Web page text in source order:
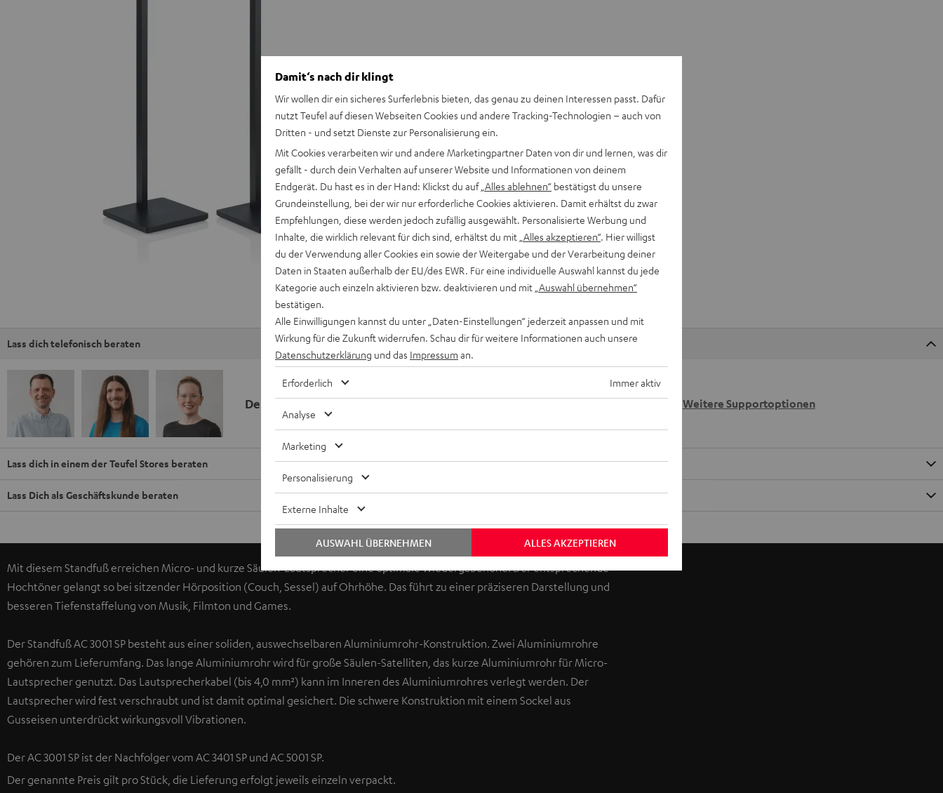
Lass dich telefonisch beraten
Deine Kaufberatung
Keinen Store in der Nähe? Kein Problem, wir
beraten dich auch persönlich am Telefon.
Weitere Supportoptionen
Lass dich in einem der Teufel Stores beraten
Lass Dich als Geschäftskunde beraten
Mit diesem Standfuß erreichen Micro- und kurze Säulen-Lautsprecher eine optimale Wiedergabehöhe. Der entsprechende
Hochtöner gelangt so bei sitzender Hörposition (Couch, Sessel) auf Ohrhöhe. Das führt zu einer präziseren Darstellung und
besseren Tiefenstaffelung von Musik, Filmton und Games.
Der Standfuß AC 3001 SP besteht aus einer soliden, auswechselbaren Aluminiumrohr-Konstruktion. Zwei Aluminiumrohre
gehören zum Lieferumfang. Das lange Aluminiumrohr wird für große Säulen-Satelliten, das kurze Aluminiumrohr für Micro-
Lautsprecher genutzt. Das Lautsprecherkabel (bis 4,0 mm²) kann im Inneren des Aluminiumrohres verlegt werden. Der
Lautsprecher wird fest verschraubt und ist damit optimal gesichert. Die schwere Konstruktion mit einem Sockel aus
Gusseisen unterdrückt wirkungsvoll Vibrationen.
Der AC 3001 SP ist der Nachfolger vom AC 3401 SP und AC 5001 SP.
Der genannte Preis gilt pro Stück, die Lieferung erfolgt jeweils einzeln verpackt.
Damit‘s nach dir klingt
Wir wollen dir ein sicheres Surferlebnis bieten, das genau zu deinen Interessen passt. Dafür
nutzt Teufel auf diesen Webseiten Cookies und andere Tracking-Technologien – auch von
Dritten - und setzt Dienste zur Personalisierung ein.
Mit Cookies verarbeiten wir und andere Marketingpartner Daten von dir und lernen, was dir
gefällt - durch dein Verhalten auf unserer Website und Informationen von deinem
Endgerät. Du hast es in der Hand: Klickst du auf „Alles ablehnen“ bestätigst du unsere
Grundeinstellung, bei der wir nur erforderliche Cookies aktivieren. Damit erhältst du zwar
Empfehlungen, diese werden jedoch zufällig ausgewählt. Personalisierte Werbung und
Inhalte, die wirklich relevant für dich sind, erhältst du mit „Alles akzeptieren“. Hier willigst
du der Verwendung aller Cookies ein sowie der Weitergabe und der Verarbeitung deiner
Daten in Staaten außerhalb der EU/des EWR. Für eine individuelle Auswahl kannst du jede
Kategorie auch einzeln aktivieren bzw. deaktivieren und mit „Auswahl übernehmen“
bestätigen.
Alle Einwilligungen kannst du unter „Daten-Einstellungen“ jederzeit anpassen und mit
Wirkung für die Zukunft widerrufen. Schau dir für weitere Informationen auch unsere
Datenschutzerklärung und das Impressum an.
Erforderlich Immer aktiv
Analyse
Marketing
Personalisierung
Externe Inhalte
ALLES AKZEPTIEREN
AUSWAHL ÜBERNEHMEN